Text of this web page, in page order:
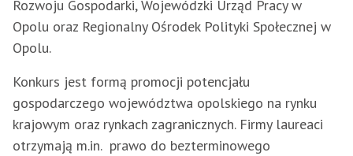
Rozwoju Gospodarki, Wojewódzki Urząd Pracy w
Opolu oraz Regionalny Ośrodek Polityki Społecznej w
Opolu.
Konkurs jest formą promocji potencjału
gospodarczego województwa opolskiego na rynku
krajowym oraz rynkach zagranicznych. Firmy laureaci
otrzymają m.in. prawo do bezterminowego